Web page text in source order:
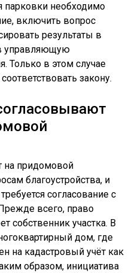
парковки необходимо
включить вопрос
результаты в
управляющую
Только в этом случае
закону.
на придомовой
благоустройства, и
согласование с
всего, право
собственник участка. В
дом, где
на кадастровый учёт как
образом, инициатива